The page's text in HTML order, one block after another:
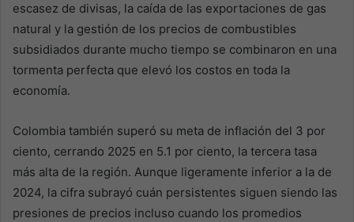
escasez de divisas, la caída de las exportaciones de gas
natural y la gestión de los precios de combustibles
subsidiados durante mucho tiempo se combinaron en una
tormenta perfecta que elevó los costos en toda la
economía.
Colombia también superó su meta de inflación del 3 por
ciento, cerrando 2025 en 5.1 por ciento, la tercera tasa
más alta de la región. Aunque ligeramente inferior a la de
2024, la cifra subrayó cuán persistentes siguen siendo las
presiones de precios incluso cuando los promedios